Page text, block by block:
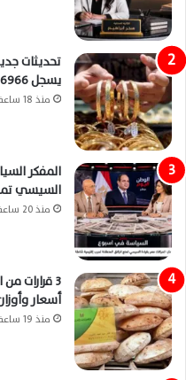
يسجل 6966 جنيهًا وسط ترقب الأسواق العالمية
منذ 18 ساعة
المفكر
السيسي
منذ 20 ساعة
3 قرارات
أسعار
منذ 19 ساعة